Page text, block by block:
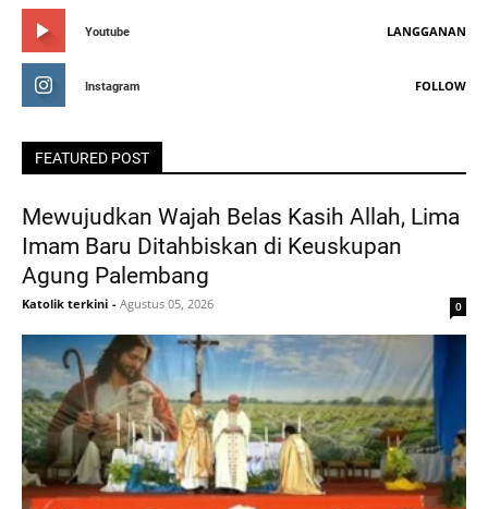
Youtube LANGGANAN
Instagram FOLLOW
FEATURED POST
Mewujudkan Wajah Belas Kasih Allah, Lima
Imam Baru Ditahbiskan di Keuskupan
Agung Palembang
Katolik terkini - Agustus 05, 2026 0